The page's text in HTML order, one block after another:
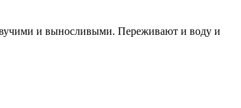
и выносливыми. Переживают и воду и